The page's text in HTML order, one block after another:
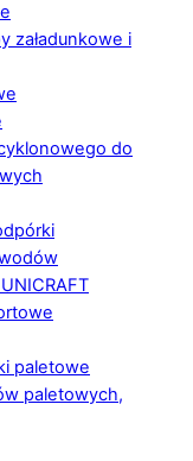
załadunkowe i
do
paletowe
paletowych,